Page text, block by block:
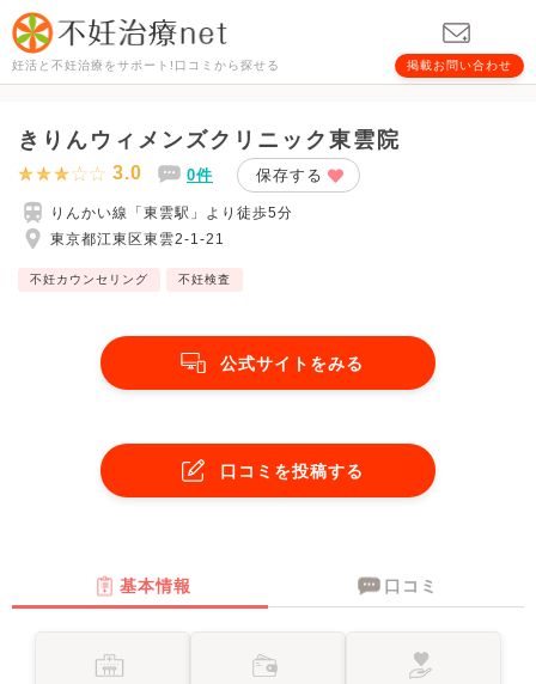
妊活と不妊治療をサポート!口コミから探せる 掲載お問い合わせ
きりんウィメンズクリニック東雲院
3.0 0件 保存する
りんかい線「東雲駅」より徒歩5分
東京都江東区東雲2-1-21
不妊カウンセリング 不妊検査
公式サイトをみる
口コミを投稿する
基本情報 口コミ